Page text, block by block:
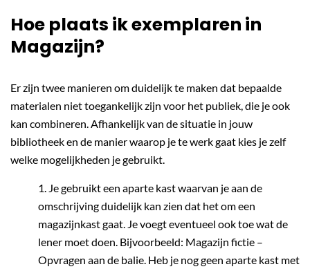
Hoe plaats ik exemplaren in
Magazijn?
Er zijn twee manieren om duidelijk te maken dat bepaalde
materialen niet toegankelijk zijn voor het publiek, die je ook
kan combineren. Afhankelijk van de situatie in jouw
bibliotheek en de manier waarop je te werk gaat kies je zelf
welke mogelijkheden je gebruikt.
Je gebruikt een aparte kast waarvan je aan de
omschrijving duidelijk kan zien dat het om een
magazijnkast gaat. Je voegt eventueel ook toe wat de
lener moet doen. Bijvoorbeeld: Magazijn fictie –
Opvragen aan de balie. Heb je nog geen aparte kast met